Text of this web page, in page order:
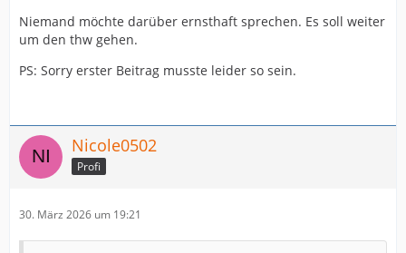
Niemand möchte darüber ernsthaft sprechen. Es soll weiter
um den thw gehen.
PS: Sorry erster Beitrag musste leider so sein.
Nicole0502
Profi
30. März 2026 um 19:21